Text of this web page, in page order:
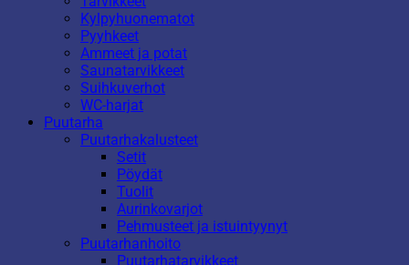
Kylpyhuonematot
Pyyhkeet
Ammeet ja potat
Saunatarvikkeet
Suihkuverhot
WC-harjat
Puutarha
Puutarhakalusteet
Setit
Pöydät
Tuolit
Aurinkovarjot
Pehmusteet ja istuintyynyt
Puutarhanhoito
Puutarhatarvikkeet